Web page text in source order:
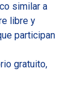
similar a
libre y
participan
gratuito,